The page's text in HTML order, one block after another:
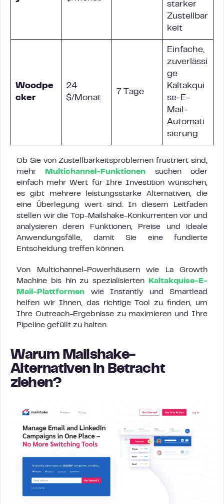
starker
Zustellbar
keit
Woodpe
cker
24
$/Monat
7 Tage
Einfache,
zuverlässi
ge
Kaltakqui
se-E-
Mail-
Automati
sierung
Ob Sie von Zustellbarkeitsproblemen frustriert sind,
mehr
Multichannel-Funktionen suchen oder
einfach mehr Wert für Ihre Investition wünschen,
es gibt mehrere leistungsstarke Alternativen, die
eine Überlegung wert sind. In diesem Leitfaden
stellen wir die Top-Mailshake-Konkurrenten vor und
analysieren deren Funktionen, Preise und ideale
Anwendungsfälle, damit Sie eine fundierte
Entscheidung treffen können.
Von Multichannel-Powerhäusern wie La Growth
Machine bis hin zu spezialisierten
Kaltakquise-E-
Mail-Plattformen wie Instantly und Smartlead
helfen wir Ihnen, das richtige Tool zu finden, um
Ihre Outreach-Ergebnisse zu maximieren und Ihre
Pipeline gefüllt zu halten.
Warum Mailshake-
Alternativen in Betracht
ziehen?